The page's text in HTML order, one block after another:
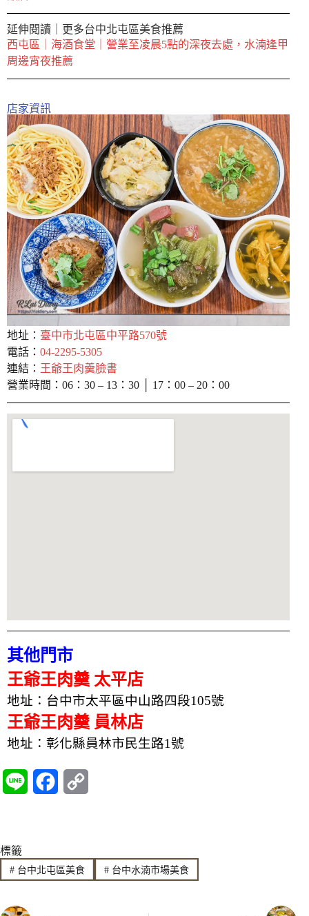
延伸閱讀｜更多台中北屯區美食推薦
西屯區｜海酒食堂｜營業至凌晨5點的深夜去處，水湳逢甲
周邊宵夜推薦
店家資訊
地址： 臺中市北屯區中平路570號
電話： 04-2295-5305
連結： 王爺王肉羹臉書
營業時間：06：30 – 13：30 │ 17：00 – 20：00
其他門市
王爺王肉羹 太平店
地址：台中市太平區中山路四段105號
王爺王肉羹 員林店
地址：彰化縣員林市民生路1號
e e
b
y
L
標籤
#台中北屯區美食 #台中水湳市場美食